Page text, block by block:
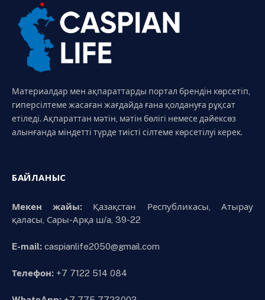
Материалдар мен ақпараттарды портал брендін көрсетіп,
гиперсілтеме жасаған жағдайда ғана қолдануға рұқсат
етіледі. Ақпараттан мәтін, мәтін бөлігі немесе дәйексөз
алынғанда міндетті түрде тиісті сілтеме көрсетілуі керек.
БАЙЛАНЫС
Мекен жайы:Қазақстан Республикасы, Атырау
қаласы, Сары-Арқа ш/а, 39-22
E-mail: caspianlife2050@gmail.com
Телефон: +7 7122 514 084